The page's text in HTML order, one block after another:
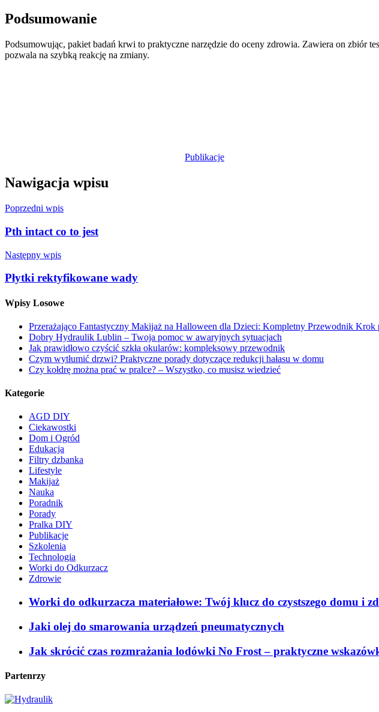
Podsumowanie
Podsumowując, pakiet badań krwi to praktyczne narzędzie do oceny zdrowia. Zawiera on zbiór
pozwala na szybką reakcję na zmiany.
Publikacje
Nawigacja wpisu
Poprzedni wpis
Pth intact co to jest
Następny wpis
Płytki rektyfikowane wady
Wpisy Losowe
Przerażająco Fantastyczny Makijaż na Halloween dla Dzieci: Kompletny Przewodnik Krok
Dobry Hydraulik Lublin – Twoja pomoc w awaryjnych sytuacjach
Jak prawidłowo czyścić szkła okularów: kompleksowy przewodnik
Czym wytłumić drzwi? Praktyczne porady dotyczące redukcji hałasu w domu
Czy kołdrę można prać w pralce? – Wszystko, co musisz wiedzieć
Kategorie
AGD DIY
Ciekawostki
Dom i Ogród
Edukacja
Filtry dzbanka
Lifestyle
Makijaż
Nauka
Poradnik
Porady
Pralka DIY
Publikacje
Szkolenia
Technologia
Worki do Odkurzacz
Zdrowie
Worki do odkurzacza materiałowe: Twój klucz do czystszego domu i
Jaki olej do smarowania urządzeń pneumatycznych
Jak skrócić czas rozmrażania lodówki No Frost – praktyczne
Partenrzy